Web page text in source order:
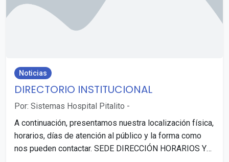
Noticias
DIRECTORIO INSTITUCIONAL
Por: Sistemas Hospital Pitalito -
A continuación, presentamos nuestra localización física,
horarios, días de atención al público y la forma como
nos pueden contactar. SEDE DIRECCIÓN HORARIOS Y